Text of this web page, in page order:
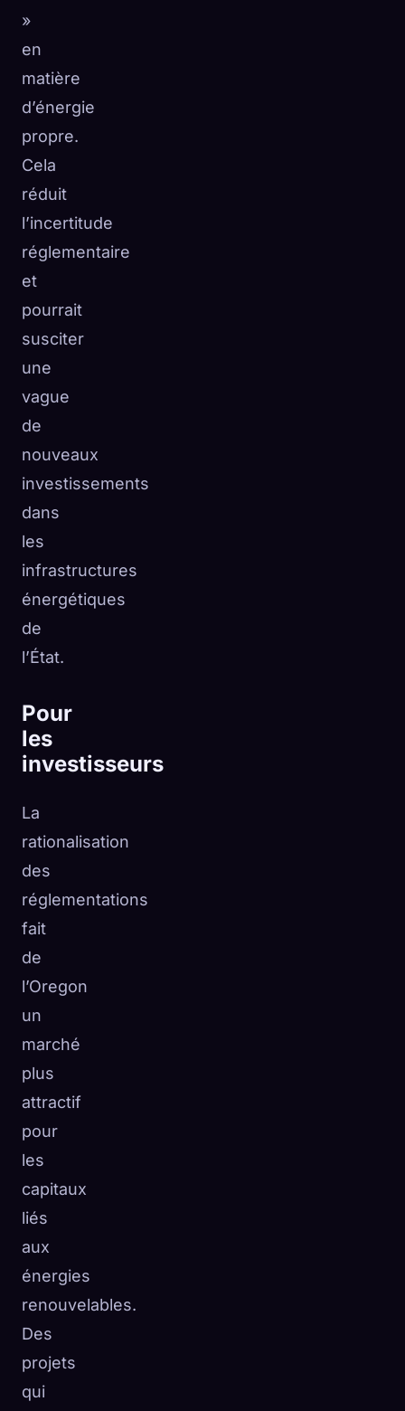
»
en
matière
d’énergie
propre.
Cela
réduit
l’incertitude
réglementaire
et
pourrait
susciter
une
vague
de
nouveaux
investissements
dans
les
infrastructures
énergétiques
de
l’État.
Pour
les
investisseurs
La
rationalisation
des
réglementations
fait
de
l’Oregon
un
marché
plus
attractif
pour
les
capitaux
liés
aux
énergies
renouvelables.
Des
projets
qui